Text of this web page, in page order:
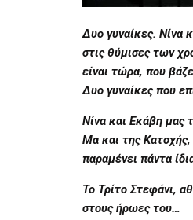
Δυο γυναίκες. Νίνα
στις θύμισες των
είναι τώρα, που
Δυο γυναίκες που
Νίνα και Εκάβη μας
Μα και της
παραμένει πάντα
Το Τρίτο Στεφάνι,
στους ήρωες του…